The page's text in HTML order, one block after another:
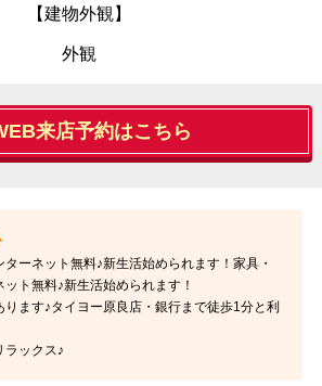
【建物外観】
外観
来店予約はこちら
ーネット無料♪新生活始められます！家具・
ト無料♪新生活始められます！
ります♪タイヨー原良店・銀行まで徒歩1分と利
ラックス♪